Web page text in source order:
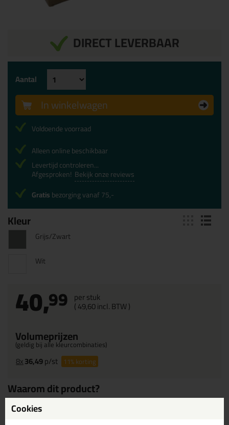
DIRECT LEVERBAAR
Kleur
Grijs/Zwart
Wit
40,99 per stuk
(49,60incl. BTW )
Volumeprijzen
(geldig bij alle kleurcombinaties)
8x36,49p/st 11%korting
Aantal
In winkelwagen
Voldoende voorraad
Alleen online beschikbaar
Levertijd controleren...
Afgesproken! Bekijk onze reviews
Gratisbezorging vanaf 75,-
Waarom dit product?
2mm dik
Cookies